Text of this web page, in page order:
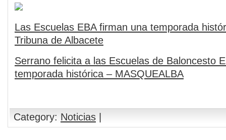
Las Escuelas EBA firman una temporada
Tribuna de Albacete
Serrano felicita a las Escuelas de Baloncesto
temporada histórica – MASQUEALBA
Category: Noticias |